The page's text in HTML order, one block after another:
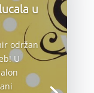
u
održan
U